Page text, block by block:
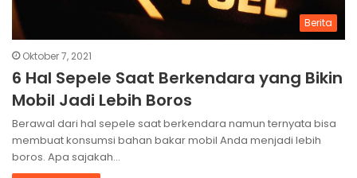
Berita
Oktober 7, 2021
6 Hal Sepele Saat Berkendara yang Bikin
Mobil Jadi Lebih Boros
Berawal dari hal sepele saat berkendara namun ternyata bisa
membuat konsumsi bahan bakar mobil Anda menjadi lebih
boros. Apa sajakah…